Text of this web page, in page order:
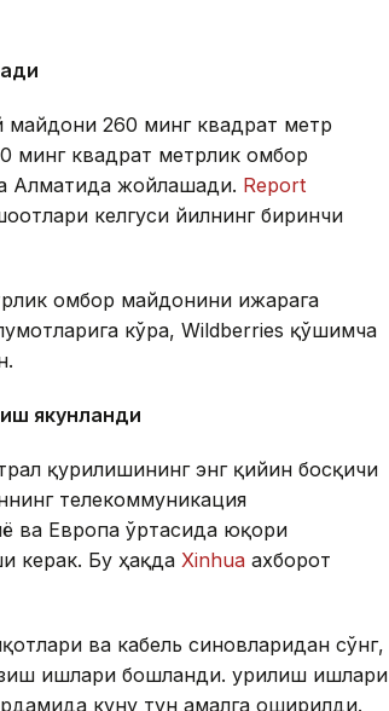
майдони 260 минг квадрат метр
минг квадрат метрлик омбор
Алматида жойлашади. Report
келгуси йилнинг биринчи
омбор майдонини ижарага
кўра, Wildberries қўшимча
якунланди
қурилишининг энг қийин босқичи
телекоммуникация
ва Европа ўртасида юқори
керак. Бу ҳақда Xinhua ахборот
ва кабель синовларидан сўнг,
ишлари бошланди. Қурилиш ишлари
куну тун амалга оширилди.